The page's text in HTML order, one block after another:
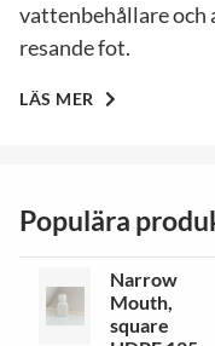
vattenbehållare och
resande fot.
LÄS MER
Populära
Narrow
Mouth,
square